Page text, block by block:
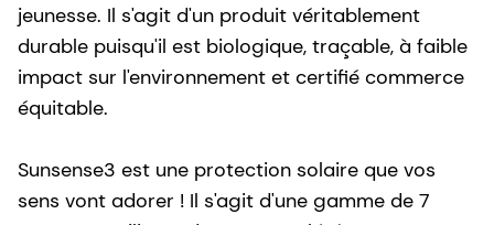
jeunesse. Il s'agit d'un produit véritablement
durable puisqu'il est biologique, traçable, à faible
impact sur l'environnement et certifié commerce
équitable.
Sunsense3 est une protection solaire que vos
sens vont adorer ! Il s'agit d'une gamme de 7